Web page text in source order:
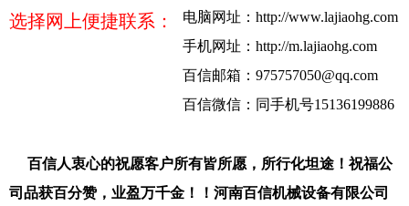
选择网上便捷联系： 电脑网址： http://www.lajiaohg.com
手机网址： http://m.lajiaohg.com
百信邮箱： 975757050@qq.com
百信微信：同手机号15136199886
百信人衷心的祝愿客户所有皆所愿，所行化坦途！祝福公
司品获百分赞，业盈万千金！！河南百信机械设备有限公司